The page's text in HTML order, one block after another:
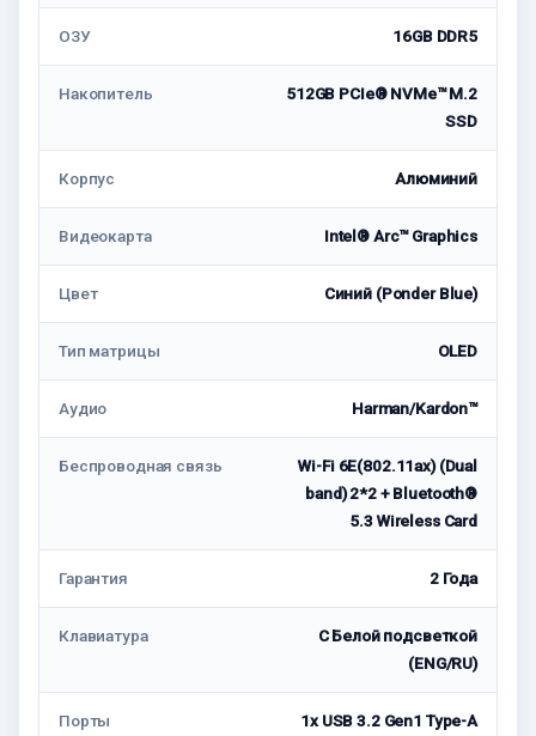
ОЗУ 16GB DDR5
Накопитель
512GB PCIe® NVMe™ M.2
SSD
Корпус Алюминий
Видеокарта Intel® Arc™ Graphics
Цвет Синий (Ponder Blue)
Тип матрицы OLED
Аудио Harman/Kardon™
Беспроводная связь
Wi-Fi 6E(802.11ax) (Dual
band) 2*2 + Bluetooth®
5.3 Wireless Card
Гарантия 2 Года
Клавиатура
С Белой подсветкой
(ENG/RU)
Порты
1x USB 3.2 Gen1 Type-A